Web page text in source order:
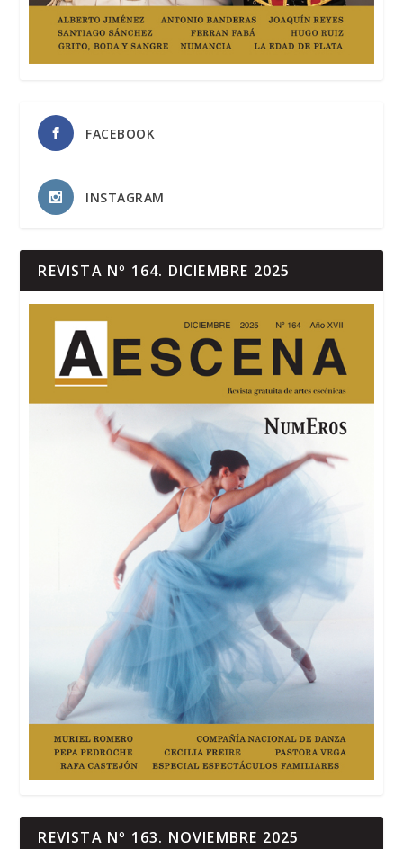
FACEBOOK
INSTAGRAM
REVISTA Nº 164. DICIEMBRE 2025
REVISTA Nº 163. NOVIEMBRE 2025